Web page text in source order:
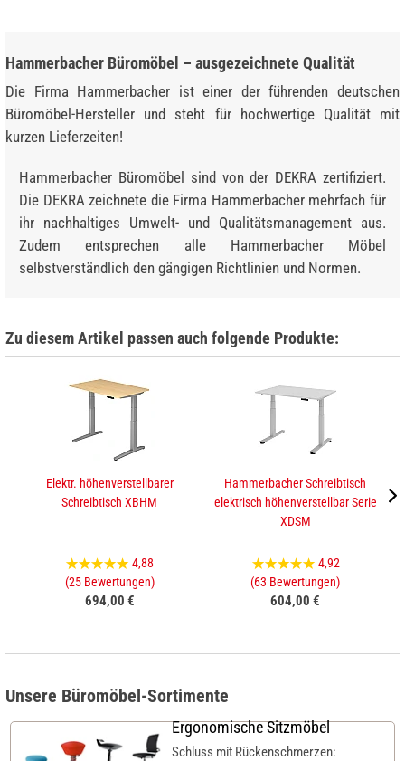
Hammerbacher Büromöbel – ausgezeichnete Qualität
Die Firma Hammerbacher ist einer der führenden deutschen
Büromöbel-Hersteller und steht für hochwertige Qualität mit
kurzen Lieferzeiten!
Hammerbacher Büromöbel sind von der DEKRA zertifiziert.
Die DEKRA zeichnete die Firma Hammerbacher mehrfach für
ihr nachhaltiges Umwelt- und Qualitätsmanagement aus.
Zudem entsprechen alle Hammerbacher Möbel
selbstverständlich den gängigen Richtlinien und Normen.
Zu diesem Artikel passen auch folgende Produkte:
Elektr. höhenverstellbarer
Schreibtisch XBHM
4,88
(25 Bewertungen)
694,00 €
Hammerbacher Schreibtisch
elektrisch höhenverstellbar Serie
XDSM
4,92
(63 Bewertungen)
604,00 €
Unsere Büromöbel-Sortimente
Ergonomische Sitzmöbel
Schluss mit Rückenschmerzen: